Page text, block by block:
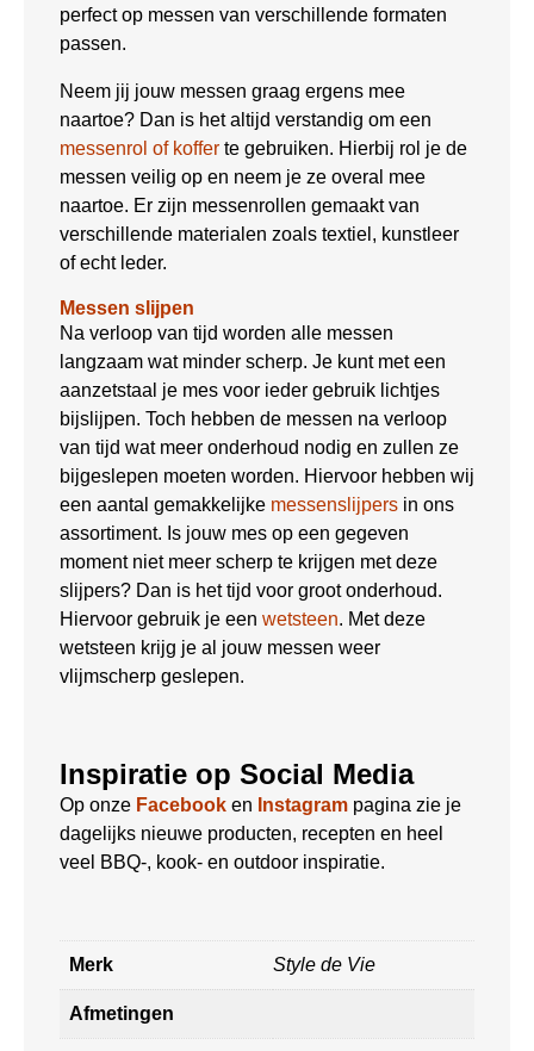
perfect op messen van verschillende formaten
passen.
Neem jij jouw messen graag ergens mee
naartoe? Dan is het altijd verstandig om een
messenrol of koffer te gebruiken. Hierbij rol je de
messen veilig op en neem je ze overal mee
naartoe. Er zijn messenrollen gemaakt van
verschillende materialen zoals textiel, kunstleer
of echt leder.
Messen slijpen
Na verloop van tijd worden alle messen
langzaam wat minder scherp. Je kunt met een
aanzetstaal je mes voor ieder gebruik lichtjes
bijslijpen. Toch hebben de messen na verloop
van tijd wat meer onderhoud nodig en zullen ze
bijgeslepen moeten worden. Hiervoor hebben wij
een aantal gemakkelijke messenslijpers in ons
assortiment. Is jouw mes op een gegeven
moment niet meer scherp te krijgen met deze
slijpers? Dan is het tijd voor groot onderhoud.
Hiervoor gebruik je een wetsteen. Met deze
wetsteen krijg je al jouw messen weer
vlijmscherp geslepen.
Inspiratie op Social Media
Op onze Facebook en Instagram pagina zie je
dagelijks nieuwe producten, recepten en heel
veel BBQ-, kook- en outdoor inspiratie.
Merk Style de Vie
Afmetingen